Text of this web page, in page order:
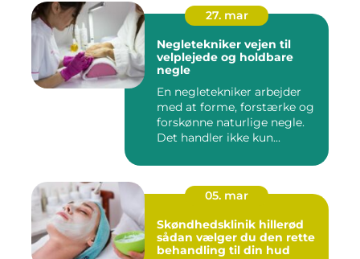
27. mar
Negletekniker vejen til
velplejede og holdbare
negle
En negletekniker arbejder
med at forme, forstærke og
forskønne naturlige negle.
Det handler ikke kun...
05. mar
Skøndhedsklinik hillerød
sådan vælger du den rette
behandling til din hud